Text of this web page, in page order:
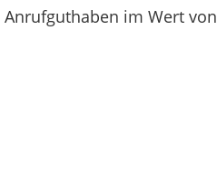
im Wert von